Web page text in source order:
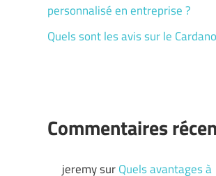
personnalisé en entreprise ?
Quels sont les avis sur le
Commentaires
jeremysurQuels avantages à